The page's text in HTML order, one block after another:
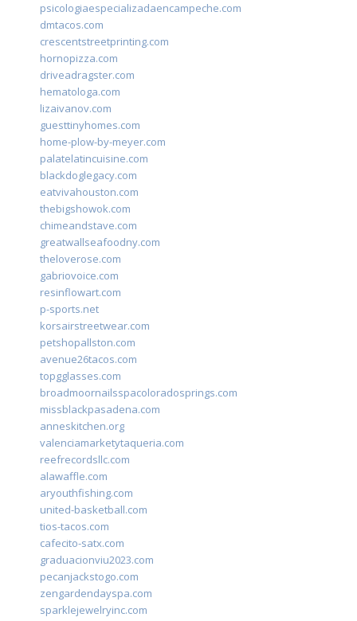
psicologiaespecializadaencampeche.com
dmtacos.com
crescentstreetprinting.com
hornopizza.com
driveadragster.com
hematologa.com
lizaivanov.com
guesttinyhomes.com
home-plow-by-meyer.com
palatelatincuisine.com
blackdoglegacy.com
eatvivahouston.com
thebigshowok.com
chimeandstave.com
greatwallseafoodny.com
theloverose.com
gabriovoice.com
resinflowart.com
p-sports.net
korsairstreetwear.com
petshopallston.com
avenue26tacos.com
topgglasses.com
broadmoornailsspacoloradosprings.com
missblackpasadena.com
anneskitchen.org
valenciamarketytaqueria.com
reefrecordsllc.com
alawaffle.com
aryouthfishing.com
united-basketball.com
tios-tacos.com
cafecito-satx.com
graduacionviu2023.com
pecanjackstogo.com
zengardendayspa.com
sparklejewelryinc.com